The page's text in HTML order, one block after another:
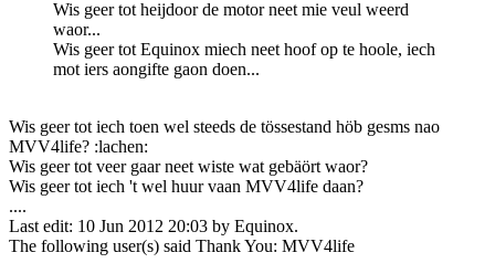
Wis geer tot heijdoor de motor neet mie veul weerd
waor...
Wis geer tot Equinox miech neet hoof op te hoole, iech
mot iers aongifte gaon doen...
Wis geer tot iech toen wel steeds de tössestand höb gesms nao
MVV4life? :lachen:
Wis geer tot veer gaar neet wiste wat gebäört waor?
Wis geer tot iech 't wel huur vaan MVV4life daan?
....
Last edit: 10 Jun 2012 20:03 by Equinox.
The following user(s) said Thank You: MVV4life